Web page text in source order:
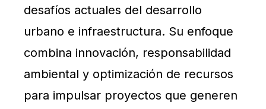
desafíos actuales del desarrollo
urbano e infraestructura. Su enfoque
combina innovación, responsabilidad
ambiental y optimización de recursos
para impulsar proyectos que generen